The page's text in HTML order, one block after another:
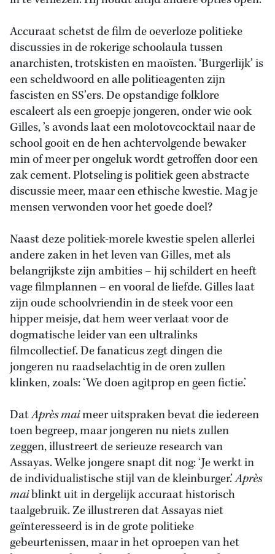
Accuraat schetst de film de oeverloze politieke
discussies in de rokerige schoolaula tussen
anarchisten, trotskisten en maoïsten. ‘Burgerlijk’ is
een scheldwoord en alle politieagenten zijn
fascisten en SS’ers. De opstandige folklore
escaleert als een groepje jongeren, onder wie ook
Gilles, ’s avonds laat een molotovcocktail naar de
school gooit en de hen achtervolgende bewaker
min of meer per ongeluk wordt getroffen door een
zak cement. Plotseling is politiek geen abstracte
discussie meer, maar een ethische kwestie. Mag je
mensen verwonden voor het goede doel?
Naast deze politiek-morele kwestie spelen allerlei
andere zaken in het leven van Gilles, met als
belangrijkste zijn ambities – hij schildert en heeft
vage filmplannen – en vooral de liefde. Gilles laat
zijn oude schoolvriendin in de steek voor een
hipper meisje, dat hem weer verlaat voor de
dogmatische leider van een ultralinks
filmcollectief. De fanaticus zegt dingen die
jongeren nu raadselachtig in de oren zullen
klinken, zoals: ‘We doen agitprop en geen fictie.’
DatAprès maimeer uitspraken bevat die iedereen
toen begreep, maar jongeren nu niets zullen
zeggen, illustreert de serieuze research van
Assayas. Welke jongere snapt dit nog: ‘Je werkt in
de individualistische stijl van de kleinburger.’Après
maiblinkt uit in dergelijk accuraat historisch
taalgebruik. Ze illustreren dat Assayas niet
geïnteresseerd is in de grote politieke
gebeurtenissen, maar in het oproepen van het